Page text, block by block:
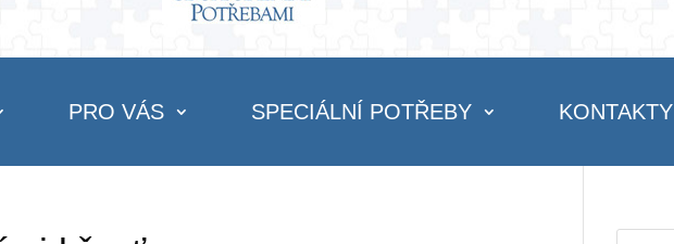
PRO VÁS SPECIÁLNÍ POTŘEBY KONTAKTY